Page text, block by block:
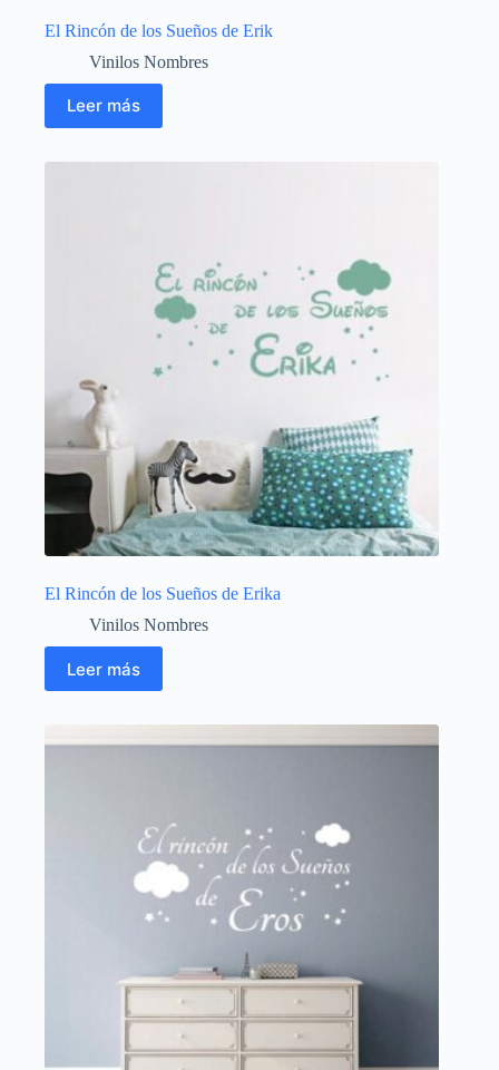
El Rincón de los Sueños de Erik
Vinilos Nombres
Leer más
El Rincón de los Sueños de Erika
Vinilos Nombres
Leer más